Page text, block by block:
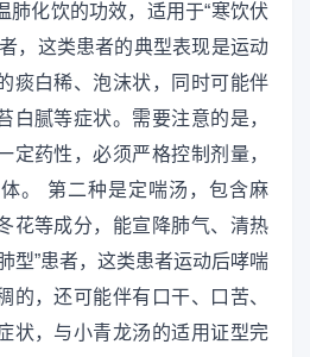
肺化饮的功效，适用于“寒饮伏
，这类患者的典型表现是运动
痰白稀、泡沫状，同时可能伴
白腻等症状。需要注意的是，
定药性，必须严格控制剂量，
。 第二种是定喘汤，包含麻
花等成分，能宣降肺气、清热
型”患者，这类患者运动后哮喘
的，还可能伴有口干、口苦、
状，与小青龙汤的适用证型完